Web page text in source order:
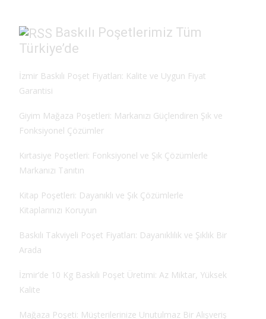
k Baskılı Poşetlerimiz Tüm
Türkiye’de
İzmir Baskılı Poşet Fiyatları: Kalite ve Uygun Fiyat
Garantisi
Giyim Mağaza Poşetleri: Markanızı Güçlendiren Şık ve
Fonksiyonel Çözümler
Kırtasiye Poşetleri: Fonksiyonel ve Şık Çözümlerle
Markanızı Tanıtın
Kitap Poşetleri: Dayanıklı ve Şık Çözümlerle
Kitaplarınızı Koruyun
Baskılı Takviyeli Poşet Fiyatları: Dayanıklılık ve Şıklık Bir
Arada
İzmir’de 10 Kg Baskılı Poşet Üretimi: Az Miktar, Yüksek
Kalite
Mağaza Poşeti: Müşterilerinize Unutulmaz Bir Alışveriş